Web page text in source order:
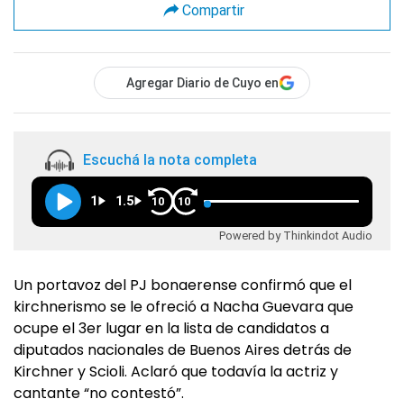
Compartir
Agregar Diario de Cuyo en
Escuchá la nota completa
1 1.5 10 10
Powered by Thinkindot Audio
Un portavoz del PJ bonaerense confirmó que el
kirchnerismo se le ofreció a Nacha Guevara que
ocupe el 3er lugar en la lista de candidatos a
diputados nacionales de Buenos Aires detrás de
Kirchner y Scioli. Aclaró que todavía la actriz y
cantante “no contestó”.